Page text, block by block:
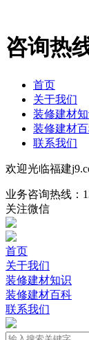
咨询热
首页
关于我们
装修建材
装修建材
联系我们
欢迎光临福建
业务咨询热线：
关注微信
首页
关于我们
装修建材知识
装修建材百科
联系我们